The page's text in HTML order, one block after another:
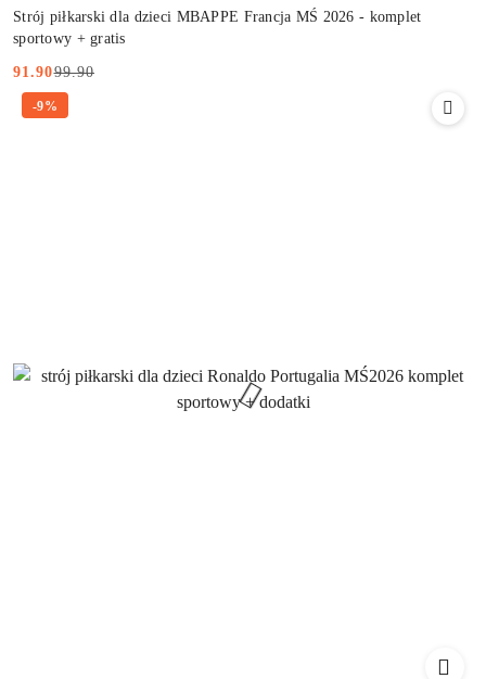
Strój piłkarski dla dzieci MBAPPE Francja MŚ 2026 - komplet
sportowy + gratis
Cena
promocyjna:
91.90
Cena
przed
99.90
-9%